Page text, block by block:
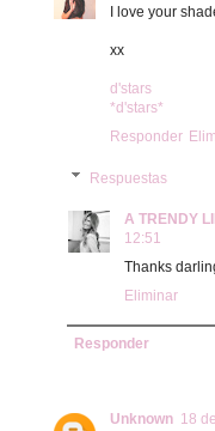
I love your
xx
d'stars
*d'stars*
Responder
Respuestas
A TRENDY
12:51
Thanks
Eliminar
Responder
Unknown 18